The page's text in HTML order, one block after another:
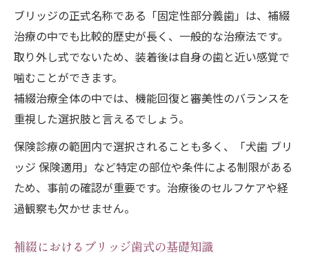
ブリッジの正式名称である「固定性部分義歯」は、補綴
治療の中でも比較的歴史が長く、一般的な治療法です。
取り外し式でないため、装着後は自身の歯と近い感覚で
噛むことができます。
補綴治療全体の中では、機能回復と審美性のバランスを
重視した選択肢と言えるでしょう。
保険診療の範囲内で選択されることも多く、「犬歯 ブリ
ッジ 保険適用」など特定の部位や条件による制限がある
ため、事前の確認が重要です。治療後のセルフケアや経
過観察も欠かせません。
補綴におけるブリッジ歯式の基礎知識